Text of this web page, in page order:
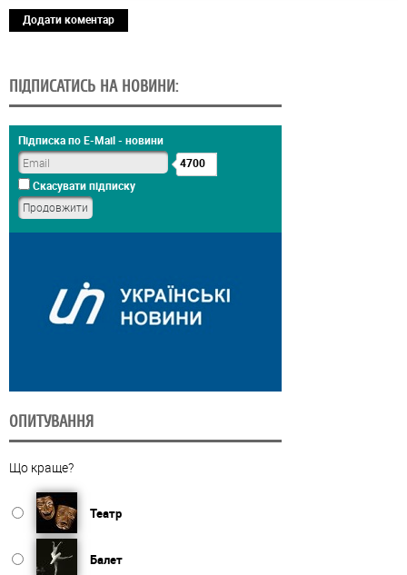
Додати коментар
ПІДПИСАТИСЬ НА НОВИНИ:
Підписка по E-Mail - новини
4700
Скасувати підписку
ОПИТУВАННЯ
Що краще?
Театр
Балет